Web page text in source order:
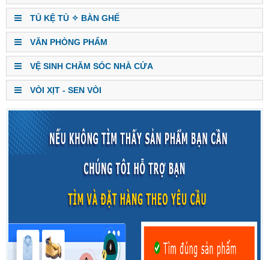
TỦ KỆ TỦ ✧ BÀN GHẾ
VĂN PHÒNG PHẨM
VỆ SINH CHĂM SÓC NHÀ CỬA
VÒI XỊT - SEN VÒI